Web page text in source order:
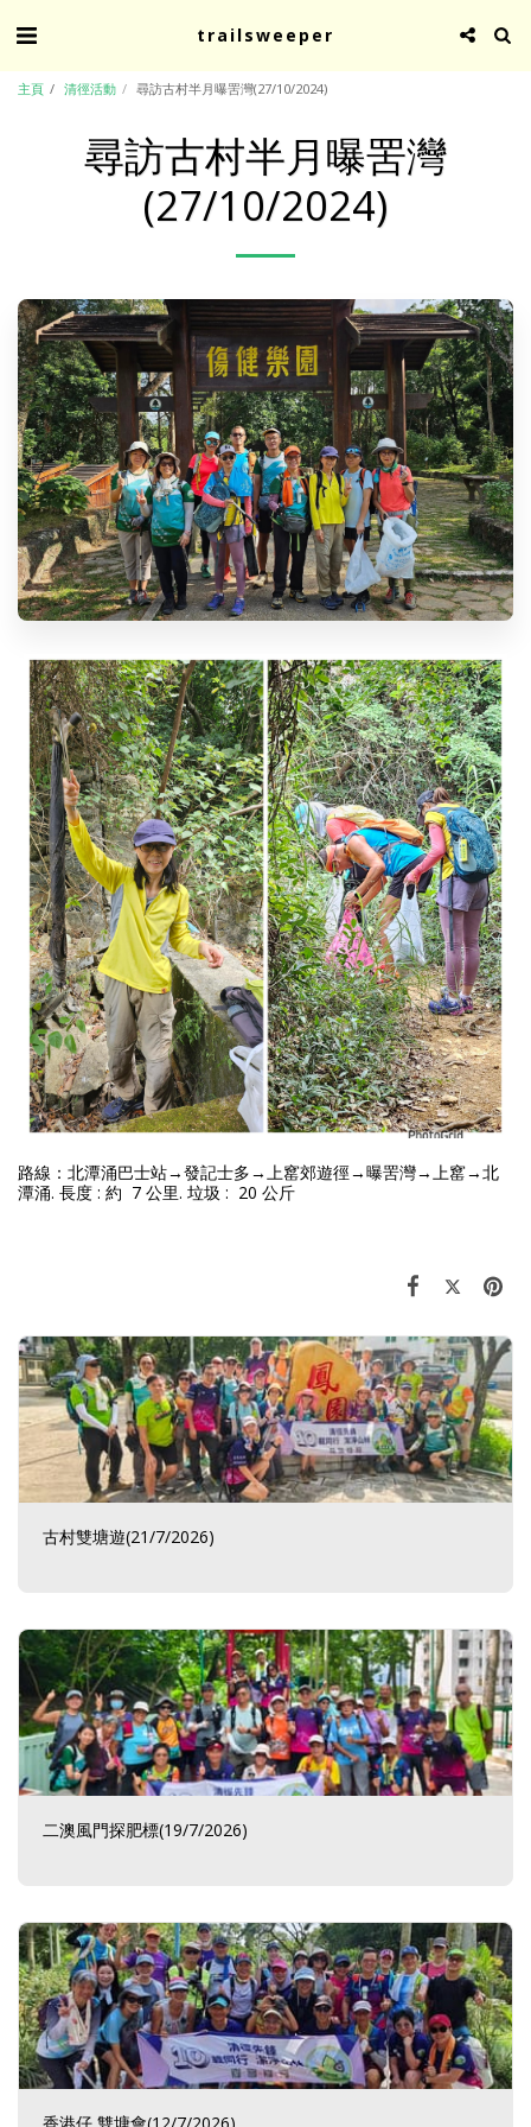
trailsweeper
主頁 清徑活動 尋訪古村半月曝罟灣(27/10/2024)
尋訪古村半月曝罟灣
(27/10/2024)
路線： 北潭涌巴士站→發記士多→上窰郊遊徑→曝罟灣→上窰→北
潭涌. 長度 : 約 7 公里. 垃圾 : 20 公斤
古村雙塘遊(21/7/2026)
二澳風門探肥標(19/7/2026)